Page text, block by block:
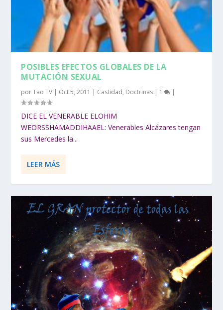
POSIBLES EFECTOS GLOBALES DE LA
MUTACIÓN SEXUAL
porTao TV | Oct 5, 2011 | Castidad, Doctrinas | 1 |
DICE EL VENERABLE ELOHIM
WEORSSHAMADDIHAAEL: Venerables Alcázares tengan
sus Mercedes la...
LEER MÁS